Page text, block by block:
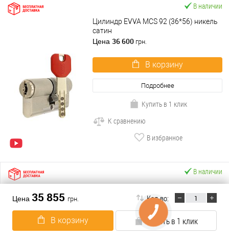
Цена 35 855 грн. Кол-во:
В корзину Купить в 1 клик
В наличии
Цилиндр EVVA MCS 92 (36*56) никель
сатин
Цена 36 600 грн.
В корзину
Подробнее
Купить в 1 клик
К сравнению
В избранное
В наличии
грн.
В корзину